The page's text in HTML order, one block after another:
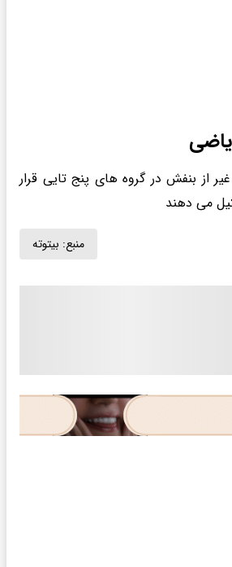
غیر از بنفش در گروه های پنج تایی قرار
می دهند
منبع: بیتوته